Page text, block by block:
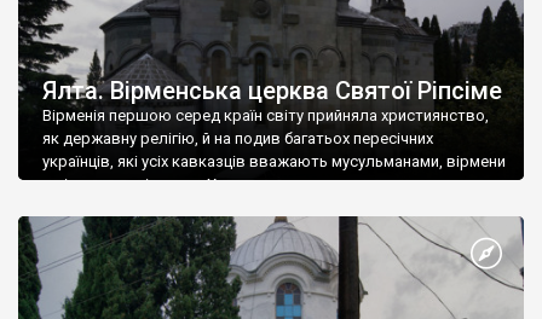
Ялта. Вірменська церква Святої Ріпсіме
Вірменія першою серед країн світу прийняла християнство,
як державну релігію, й на подив багатьох пересічних
українців, які усіх кавказців вважають мусульманами, вірмени
є відданими вірянами Христа